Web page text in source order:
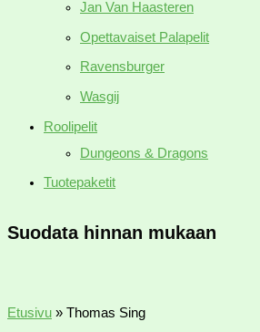
Jan Van Haasteren
Opettavaiset Palapelit
Ravensburger
Wasgij
Roolipelit
Dungeons & Dragons
Tuotepaketit
Suodata hinnan mukaan
Etusivu » Thomas Sing